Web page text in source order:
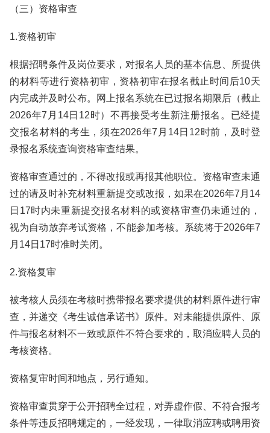
（三）资格审查
1.资格初审
根据招聘条件及岗位要求，对报名人员的基本信息、所提供
的材料等进行资格初审，资格初审在报名截止时间后10天
内完成并及时公布。网上报名系统在已过报名期限后（截止
2026年7月14日12时）不再接受考生新注册报名。已经提
交报名材料的考生，须在2026年7月14日12时前，及时登
录报名系统查询资格审查结果。
资格审查通过的，不得改报或再报其他职位。资格审查未通
过的请及时补充材料重新提交或改报，如果在2026年7月14
日17时内未重新提交报名材料的或资格审查仍未通过的，
视为自动放弃考试资格，不能参加考核。系统将于2026年7
月14日17时准时关闭。
2.资格复审
被考核人员须在考核时携带报名要求提供的材料原件进行审
查，并递交《考生诚信承诺书》原件。对未能提供原件、原
件与报名材料不一致或原件不符合要求的，取消应聘人员的
考核资格。
资格复审时间和地点，另行通知。
资格审查贯穿于公开招聘全过程，对弄虚作假、不符合报考
条件等违反招聘规定的，一经发现，一律取消应聘或聘用资